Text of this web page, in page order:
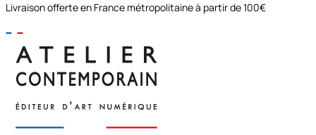
Livraison offerte en France métropolitaine à partir de 100€